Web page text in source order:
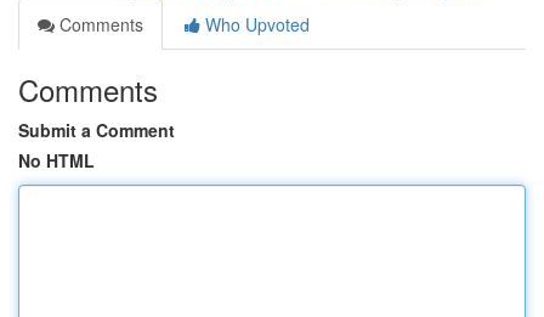
Comments
Who Upvoted
Comments
Submit a Comment
No HTML